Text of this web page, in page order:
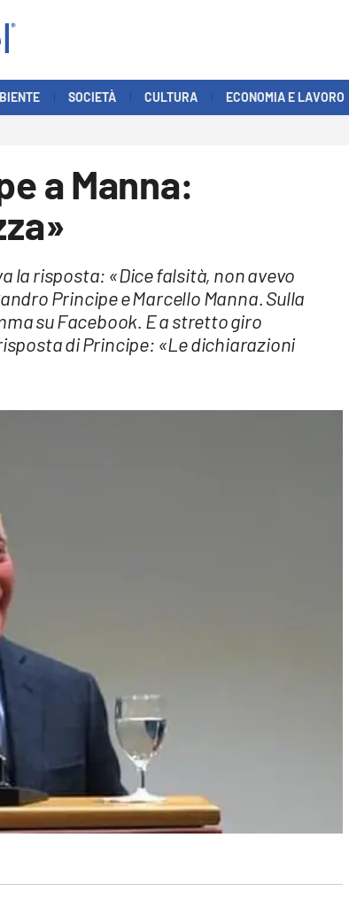
SOCIETÀ CULTURA ECONOMIA E LAVORO
a Manna:
la risposta: «Dice falsità, non avevo
Principe e Marcello Manna. Sulla
su Facebook. E a stretto giro
di Principe: «Le dichiarazioni